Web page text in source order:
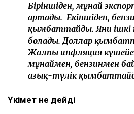
Біріншіден, мұнай
артады. Екіншіден,
қымбаттайды. Яғни
болады. Доллар
Жалпы инфляция
мұнаймен, бензинмен
азық-түлік
Үкімет не дейді